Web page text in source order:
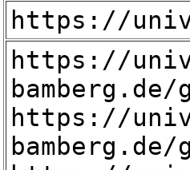
https://
https://
https://